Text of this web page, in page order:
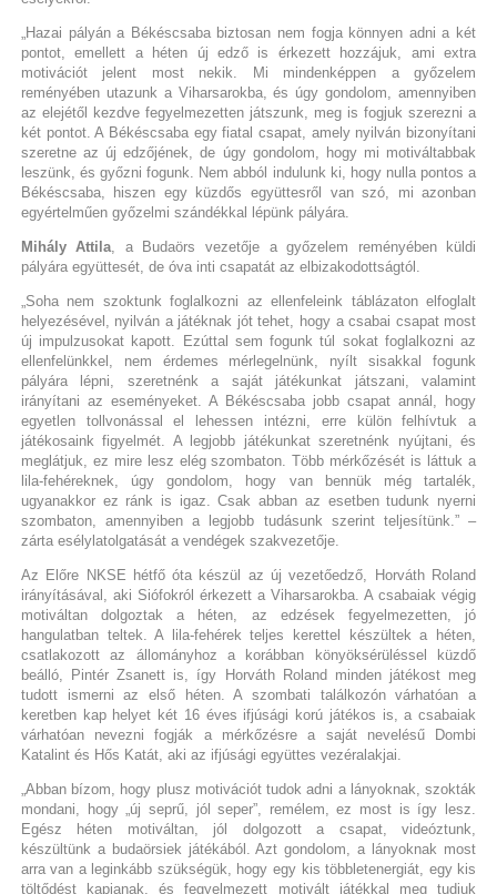
„Hazai pályán a Békéscsaba biztosan nem fogja könnyen adni a két
pontot, emellett a héten új edző is érkezett hozzájuk, ami extra
motivációt jelent most nekik. Mi mindenképpen a győzelem
reményében utazunk a Viharsarokba, és úgy gondolom, amennyiben
az elejétől kezdve fegyelmezetten játszunk, meg is fogjuk szerezni a
két pontot. A Békéscsaba egy fiatal csapat, amely nyilván bizonyítani
szeretne az új edzőjének, de úgy gondolom, hogy mi motiváltabbak
leszünk, és győzni fogunk. Nem abból indulunk ki, hogy nulla pontos a
Békéscsaba, hiszen egy küzdős együttesről van szó, mi azonban
egyértelműen győzelmi szándékkal lépünk pályára.
Mihály Attila, a Budaörs vezetője a győzelem reményében küldi
pályára együttesét, de óva inti csapatát az elbizakodottságtól.
„Soha nem szoktunk foglalkozni az ellenfeleink táblázaton elfoglalt
helyezésével, nyilván a játéknak jót tehet, hogy a csabai csapat most
új impulzusokat kapott. Ezúttal sem fogunk túl sokat foglalkozni az
ellenfelünkkel, nem érdemes mérlegelnünk, nyílt sisakkal fogunk
pályára lépni, szeretnénk a saját játékunkat játszani, valamint
irányítani az eseményeket. A Békéscsaba jobb csapat annál, hogy
egyetlen tollvonással el lehessen intézni, erre külön felhívtuk a
játékosaink figyelmét. A legjobb játékunkat szeretnénk nyújtani, és
meglátjuk, ez mire lesz elég szombaton. Több mérkőzését is láttuk a
lila-fehéreknek, úgy gondolom, hogy van bennük még tartalék,
ugyanakkor ez ránk is igaz. Csak abban az esetben tudunk nyerni
szombaton, amennyiben a legjobb tudásunk szerint teljesítünk.” –
zárta esélylatolgatását a vendégek szakvezetője.
Az Előre NKSE hétfő óta készül az új vezetőedző, Horváth Roland
irányításával, aki Siófokról érkezett a Viharsarokba. A csabaiak végig
motiváltan dolgoztak a héten, az edzések fegyelmezetten, jó
hangulatban teltek. A lila-fehérek teljes kerettel készültek a héten,
csatlakozott az állományhoz a korábban könyöksérüléssel küzdő
beálló, Pintér Zsanett is, így Horváth Roland minden játékost meg
tudott ismerni az első héten. A szombati találkozón várhatóan a
keretben kap helyet két 16 éves ifjúsági korú játékos is, a csabaiak
várhatóan nevezni fogják a mérkőzésre a saját nevelésű Dombi
Katalint és Hős Katát, aki az ifjúsági együttes vezéralakjai.
„Abban bízom, hogy plusz motivációt tudok adni a lányoknak, szokták
mondani, hogy „új seprű, jól seper”, remélem, ez most is így lesz.
Egész héten motiváltan, jól dolgozott a csapat, videóztunk,
készültünk a budaörsiek játékából. Azt gondolom, a lányoknak most
arra van a leginkább szükségük, hogy egy kis többletenergiát, egy kis
töltődést kapjanak, és fegyelmezett motivált játékkal meg tudjuk